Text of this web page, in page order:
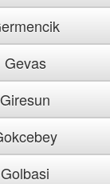
Gevas
Giresun
Golbasi